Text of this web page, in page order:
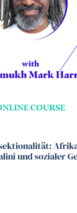
und sozialer